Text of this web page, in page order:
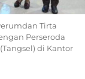
Tirta
Perseroda
di Kantor